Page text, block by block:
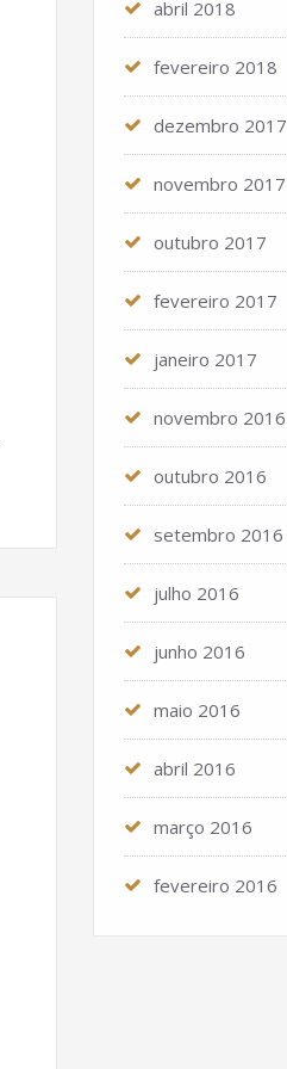
abril 2018
fevereiro 2018
dezembro 2017
novembro 2017
outubro 2017
fevereiro 2017
janeiro 2017
novembro 2016
outubro 2016
setembro 2016
julho 2016
junho 2016
maio 2016
abril 2016
março 2016
fevereiro 2016